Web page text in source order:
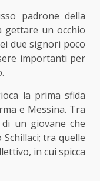
padrone della
gettare un occhio
due signori poco
importanti per
la prima sfida
e Messina. Tra
un giovane che
tra quelle
in cui spicca